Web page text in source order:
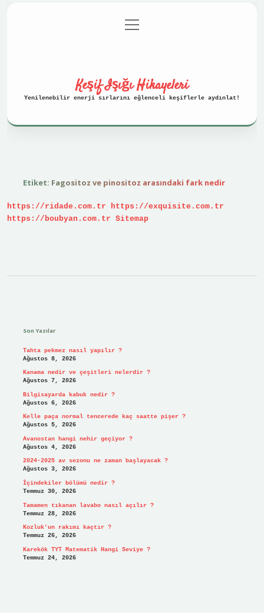
Gizlilik Politikası
menüyü
aç
Keşif Işığı Hikayeleri
Yenilenebilir enerji sırlarını eğlenceli keşiflerle aydınlat!
Etiket: Fagositoz ve pinositoz arasındaki fark nedir
https://ridade.com.tr
https://exquisite.com.tr
https://boubyan.com.tr Sitemap
Son Yazılar
Tahta pekmez nasıl yapılır ?
Ağustos 8, 2026
Kanama nedir ve çeşitleri nelerdir ?
Ağustos 7, 2026
Bilgisayarda kabuk nedir ?
Ağustos 6, 2026
Kelle paça normal tencerede kaç saatte pişer ?
Ağustos 5, 2026
Avanostan hangi nehir geçiyor ?
Ağustos 4, 2026
2024-2025 av sezonu ne zaman başlayacak ?
Ağustos 3, 2026
İçindekiler bölümü nedir ?
Temmuz 30, 2026
Tamamen tıkanan lavabo nasıl açılır ?
Temmuz 28, 2026
Kozluk’un rakımı kaçtır ?
Temmuz 26, 2026
Karekök TYT Matematik Hangi Seviye ?
Temmuz 24, 2026